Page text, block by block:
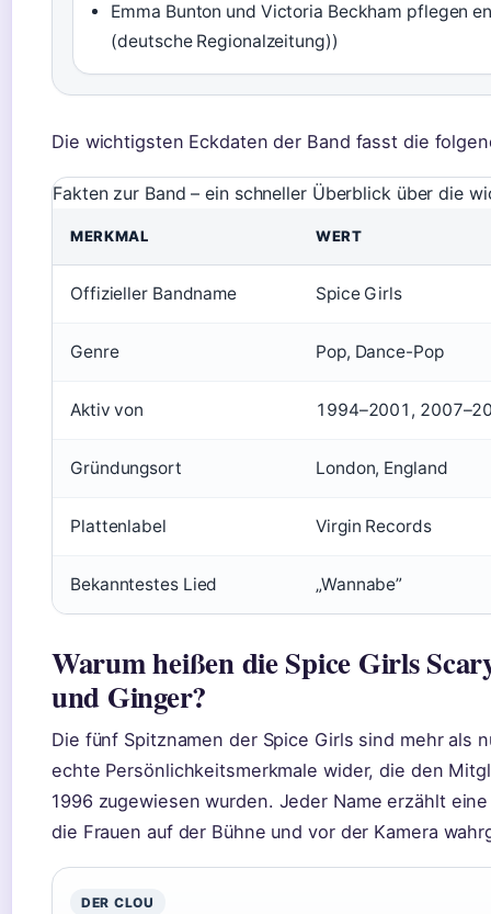
Emma Bunton und Victoria Beckham pflegen
(deutsche Regionalzeitung))
Die wichtigsten Eckdaten der Band fasst die
Fakten zur Band – ein schneller Überblick über die
MERKMAL WERT
Offizieller Bandname Spice Girls
Genre Pop, Dance-Pop
Aktiv von 1994–2001,
Gründungsort London, England
Plattenlabel Virgin Records
Bekanntestes Lied „Wannabe”
Warum heißen die Spice Girls
und Ginger?
Die fünf Spitznamen der Spice Girls sind mehr als
echte Persönlichkeitsmerkmale wider, die den
1996 zugewiesen wurden. Jeder Name erzählt
die Frauen auf der Bühne und vor der Kamera
DER CLOU